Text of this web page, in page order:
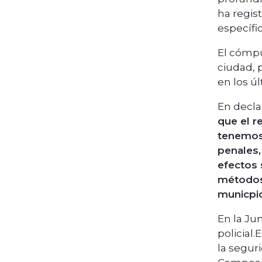
ha
El
ciudad,
en los
En
que el
efectos
En la
la